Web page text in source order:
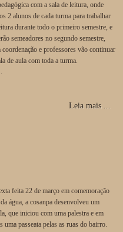
com a sala de leitura, onde
2 alunos de cada turma para trabalhar
durante todo o primeiro semestre, e
semeadores no segundo semestre,
e professores vão continuar
de aula com toda a turma.
Leia mais ...
feita 22 de março em comemoração
água, a cosanpa desenvolveu um
que iniciou com uma palestra e em
uma passeata pelas as ruas do bairro.